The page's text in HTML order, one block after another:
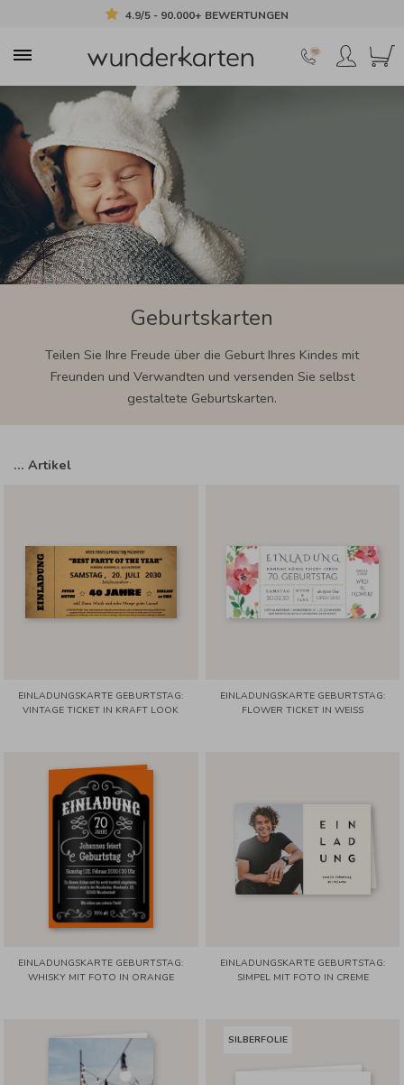
4.9/5 - 90.000+ BEWERTUNGEN
Geburtskarten
Teilen Sie Ihre Freude über die Geburt Ihres Kindes mit
Freunden und Verwandten und versenden Sie selbst
gestaltete Geburtskarten.
… Artikel
EINLADUNGSKARTE GEBURTSTAG:
VINTAGE TICKET IN KRAFT LOOK
EINLADUNGSKARTE GEBURTSTAG:
FLOWER TICKET IN WEISS
EINLADUNGSKARTE GEBURTSTAG:
WHISKY MIT FOTO IN ORANGE
EINLADUNGSKARTE GEBURTSTAG:
SIMPEL MIT FOTO IN CREME
SILBERFOLIE